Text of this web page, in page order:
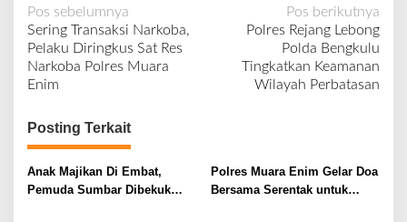
N
a
v
i
g
a
s
i
Pos sebelumnya
Sering Transaksi Narkoba,
Pelaku Diringkus Sat Res
Narkoba Polres Muara
Enim
Pos berikutnya
Polres Rejang Lebong
Polda Bengkulu
Tingkatkan Keamanan
Wilayah Perbatasan
Posting Terkait
Anak Majikan Di Embat,
Pemuda Sumbar Dibekuk
Polres Muara Enim Gelar Doa
Bersama Serentak untuk